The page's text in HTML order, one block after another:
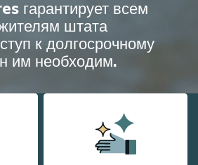
гарантирует всем
штата
к долгосрочному
им необходим.